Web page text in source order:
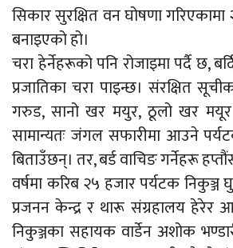
सिकार सुरक्षित वन घोषणा
बनाइएको हो।
चरा हेर्नेहरूको पनि रोजाइमा पर्दै छ,
प्रजातिका चरा पाइन्छ। संरक्षित
गरुड, सानो खर मयुर, ठूलो खर
सामान्यतः जंगल सफारीमा आउने
बिताउँछन्। तर, बर्ड वाचिङ गर्नेहरू
वर्षमा करिब २५ हजार पर्यटक निकुञ्ज
प्रजनन केन्द्र र थारू संग्रहालय हेरेर
निकुञ्जका सहायक वार्डेन अशोक